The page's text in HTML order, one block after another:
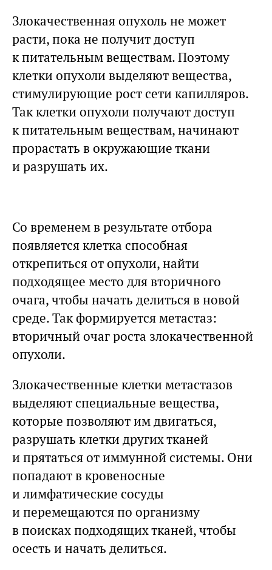
Злокачественная опухоль не может
расти, пока не получит доступ
к питательным веществам. Поэтому
клетки опухоли выделяют вещества,
стимулирующие рост сети капилляров.
Так клетки опухоли получают доступ
к питательным веществам, начинают
прорастать в окружающие ткани
и разрушать их.
Со временем в результате отбора
появляется клетка способная
открепиться от опухоли, найти
подходящее место для вторичного
очага, чтобы начать делиться в новой
среде. Так формируется метастаз:
вторичный очаг роста злокачественной
опухоли.
Злокачественные клетки метастазов
выделяют специальные вещества,
которые позволяют им двигаться,
разрушать клетки других тканей
и прятаться от иммунной системы. Они
попадают в кровеносные
и лимфатические сосуды
и перемещаются по организму
в поисках подходящих тканей, чтобы
осесть и начать делиться.